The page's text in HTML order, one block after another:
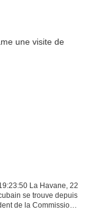
La Havane, 22
se trouve depuis
de la Commission